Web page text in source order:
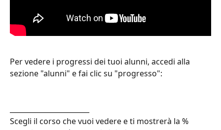
Per vedere i progressi dei tuoi alunni, accedi alla
sezione "alunni" e fai clic su "progresso":
Scegli il corso che vuoi vedere e ti mostrerà la %